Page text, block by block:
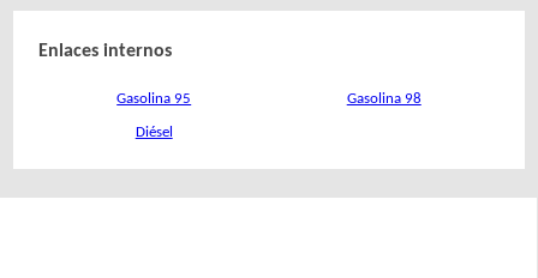
Enlaces internos
Gasolina 95 Gasolina 98
Diésel